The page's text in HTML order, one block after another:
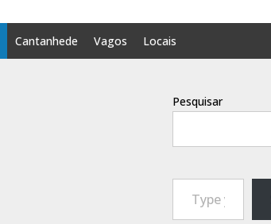
Cantanhede Vagos Locais
Pesquisar
Type your email…